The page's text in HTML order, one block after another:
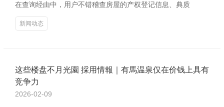
在查询经由中，用户不错稽查房屋的产权登记信息、典质
新闻动态
这些楼盘不月光園 採用情報｜有馬温泉仅在价钱上具有
竞争力
2026-02-09